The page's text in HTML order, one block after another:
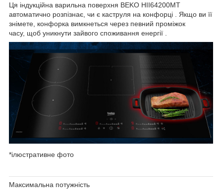
Ця індукційна варильна поверхня BEKO HII64200MT
автоматично розпізнає, чи є каструля на конфорці . Якщо ви її
знімете, конфорка вимкнеться через певний проміжок
часу, щоб уникнути зайвого споживання енергії
*ілюстративне фото
Максимальна потужність